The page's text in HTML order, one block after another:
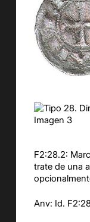
F2:28.2:
trate de una
Anv: Id.